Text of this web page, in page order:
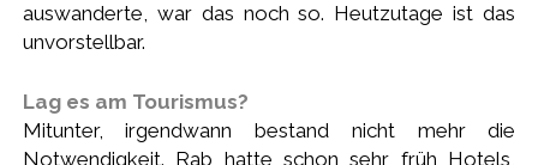
auswanderte, war das noch so. Heutzutage ist das
unvorstellbar.
Lag es am Tourismus?
Mitunter, irgendwann bestand nicht mehr die
Notwendigkeit. Rab hatte schon sehr früh Hotels,